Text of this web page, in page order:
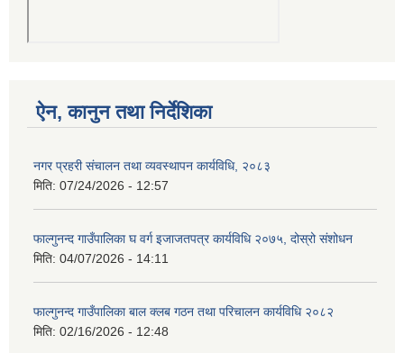
ऐन, कानुन तथा निर्देशिका
नगर प्रहरी संचालन तथा व्यवस्थापन कार्यविधि, २०८३
मिति: 07/24/2026 - 12:57
फाल्गुनन्द गाउँपालिका घ वर्ग इजाजतपत्र कार्यविधि २०७५, दोस्रो संशोधन
मिति: 04/07/2026 - 14:11
फाल्गुनन्द गाउँपालिका बाल क्लब गठन तथा परिचालन कार्यविधि २०८२
मिति: 02/16/2026 - 12:48